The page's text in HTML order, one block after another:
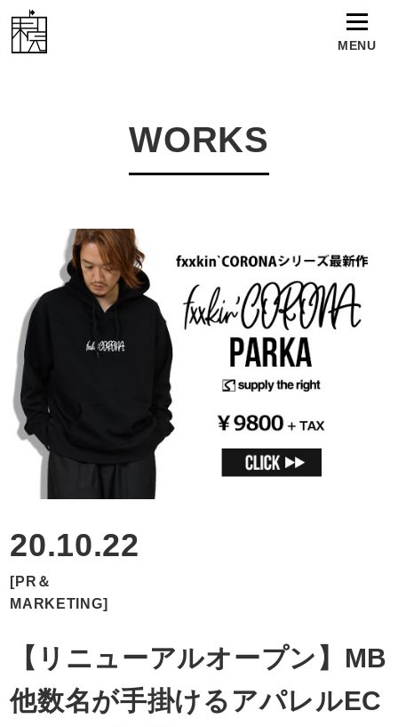
WORKS
NEWS
TALENT
ABOUT
RECRUIT
CONTACT
MENU
WORKS
20.10.22
[PR＆
MARKETING]
【リニューアルオープン】MB
他数名が手掛けるアパレルEC